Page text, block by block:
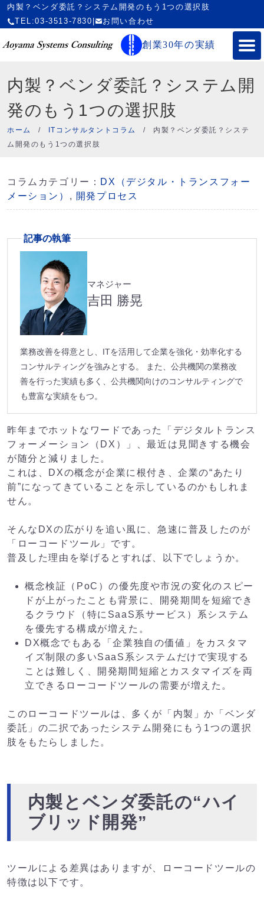
内製？ベンダ委託？システム開発のもう1つの選択肢
TEL:03-3513-7830
お問い合わせ
創業30年の実績
内製？ベンダ委託？システム開
発のもう1つの選択肢
ホーム / ITコンサルタントコラム / 内製？ベンダ委託？システ
ム開発のもう1つの選択肢
コラムカテゴリー： DX（デジタル・トランスフォー
メーション） , 開発プロセス
記事の執筆
マネジャー
吉田 勝晃
業務改善を得意とし、ITを活用して企業を強化・効率化する
コンサルティングを強みとする。 また、公共機関の業務改
善を行った実績も多く、公共機関向けのコンサルティングで
も豊富な実績をもつ。
昨年までホットなワードであった「デジタルトランス
フォーメーション（DX）」、最近は見聞きする機会
が随分と減りました。
これは、DXの概念が企業に根付き、企業の“あたり
前”になってきていることを示しているのかもしれま
せん。
そんなDXの広がりを追い風に、急速に普及したのが
「ローコードツール」です。
普及した理由を挙げるとすれば、以下でしょうか。
概念検証（PoC）の優先度や市況の変化のスピー
ドが上がったことも背景に、開発期間を短縮でき
るクラウド（特にSaaS系サービス）系システム
を優先する構成が増えた。
DX概念でもある「企業独自の価値」をカスタマ
イズ制限の多いSaaS系システムだけで実現する
ことは難しく、開発期間短縮とカスタマイズを両
立できるローコードツールの需要が増えた。
このローコードツールは、多くが「内製」か「ベンダ
委託」の二択であったシステム開発にもう1つの選択
肢をもたらしました。
内製とベンダ委託の“ハイ
ブリッド開発”
ツールによる差異はありますが、ローコードツールの
特徴は以下です。